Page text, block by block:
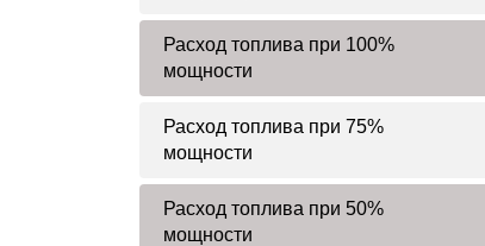
Расход топлива при 100%
мощности
Расход топлива при 75%
мощности
Расход топлива при 50%
мощности